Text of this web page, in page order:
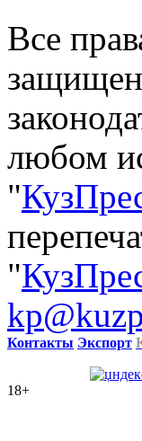
Все
любом
"
"
Контакты Экспорт
18+